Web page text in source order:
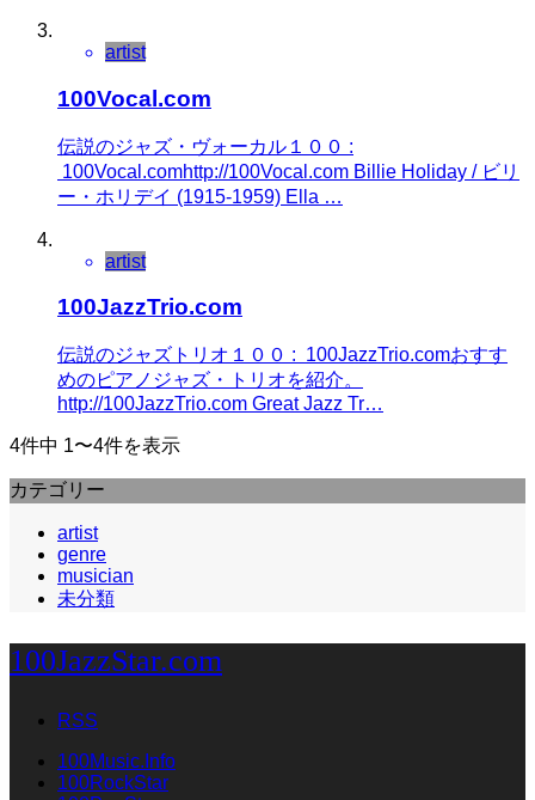
artist
100Vocal.com
伝説のジャズ・ヴォーカル１００ :
100Vocal.comhttp://100Vocal.com Billie Holiday / ビリ
ー・ホリデイ (1915-1959) Ella …
artist
100JazzTrio.com
伝説のジャズトリオ１００ : 100JazzTrio.comおすす
めのピアノジャズ・トリオを紹介。
http://100JazzTrio.com Great Jazz Tr…
4件中 1〜4件を表示
カテゴリー
artist
genre
musician
未分類
100JazzStar.com
RSS
100Music.Info
100RockStar